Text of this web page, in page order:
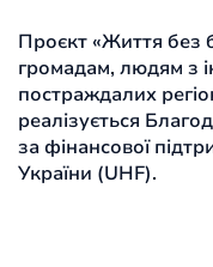
Проєкт «Життя без
громадам, людям з
постраждалих
реалізується
за фінансової
України (UHF).